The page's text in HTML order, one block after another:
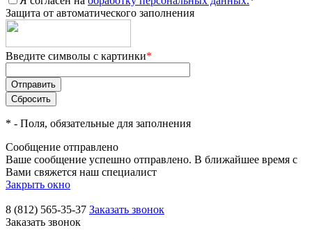
Защита от автоматического заполнения
Введите символы с картинки*
* - Поля, обязательные для заполнения
Сообщение отправлено
Ваше сообщение успешно отправлено. В ближайшее время с
Вами свяжется наш специалист
Закрыть окно
8 (812) 565-35-37 Заказать звонок
Заказать звонок